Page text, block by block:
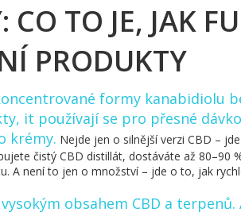
TO JE, JAK
PRODUKTY
formy kanabidiolu
, it používají se pro přesné
krémy. Nejde jen o silnější verzi CBD –
čistý CBD distillát, dostáváte až 80–90
A není to jen o množství – jde o to, jak
obsahem CBD a terpenů.